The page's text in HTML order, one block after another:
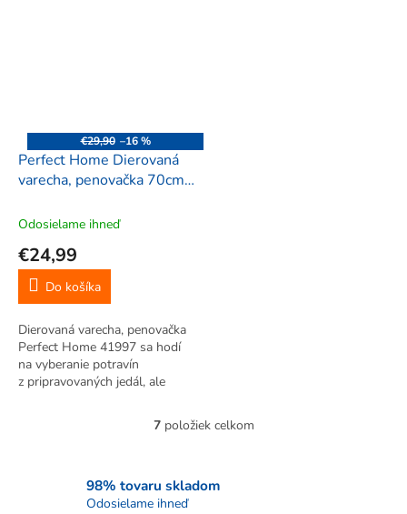
€29,90 –16 %
Perfect Home Dierovaná
varecha, penovačka 70cm,
Odosielame ihneď
€24,99
Do košíka
Dierovaná varecha, penovačka
Perfect Home 41997 sa hodí
na vyberanie potravín
z pripravovaných jedál, ale
pokrm počas prípravy. Do
zabíjačkových kotlov a veľkých
O
á
7položiek celkom
98% tovaru skladom
Odosielame ihneď